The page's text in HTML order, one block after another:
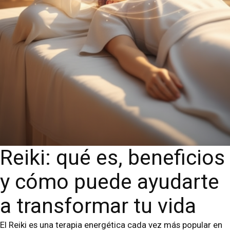
Reiki: qué es, beneficios
y cómo puede ayudarte
a transformar tu vida
El Reiki es una terapia energética cada vez más popular en